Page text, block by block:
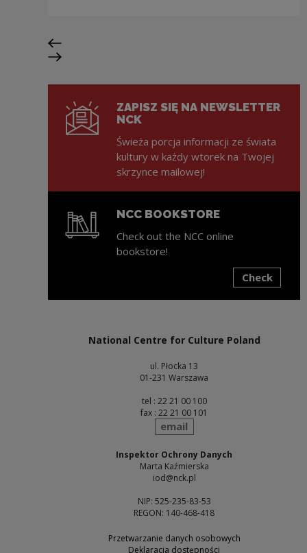
Previous slide
Next slide
ZAPISZ SIĘ NA NEWSLETTER
NCK
Świeża porcja informacji ze świata
kultury w każdy wtorek na Twojej
skrzynce mailowej!
NCC BOOKSTORE
Check out the NCC online
bookstore!
Check
National Centre for Culture Poland
ul. Płocka 13
01-231 Warszawa
tel : 22 21 00 100
fax : 22 21 00 101
send
email
Inspektor Ochrony Danych
Marta Kaźmierska
iod@nck.pl
NIP: 525-235-83-53
REGON: 140-468-418
Przetwarzanie danych osobowych
Deklaracja dostępności